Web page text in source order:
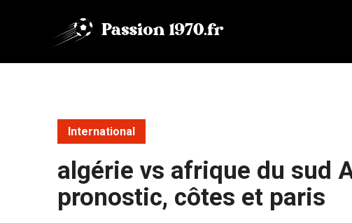
International
algérie vs afrique du sud
pronostic, côtes et paris